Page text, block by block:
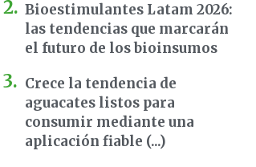
Bioestimulantes Latam 2026:
las tendencias que marcarán
el futuro de los bioinsumos
Crece la tendencia de
aguacates listos para
consumir mediante una
aplicación fiable (...)